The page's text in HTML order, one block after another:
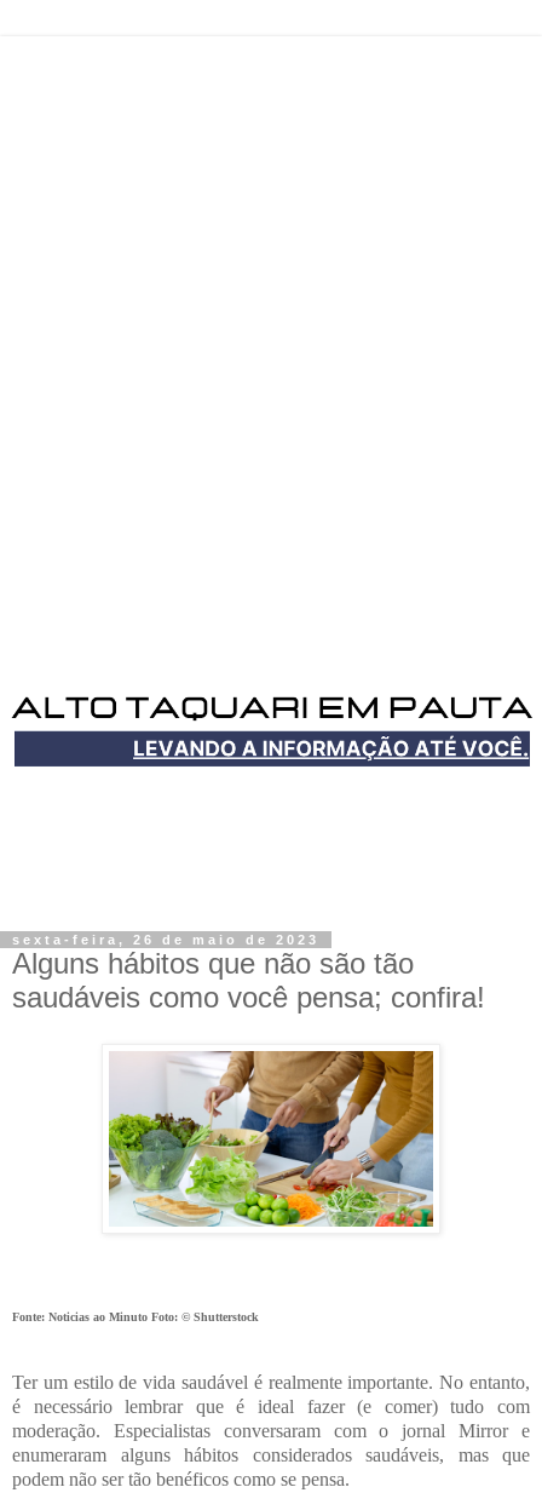
sexta-feira, 26 de maio de 2023
Alguns hábitos que não são tão
saudáveis como você pensa; confira!
Fonte: Noticias ao Minuto Foto: © Shutterstock
Ter um estilo de vida saudável é realmente importante. No entanto,
é necessário lembrar que é ideal fazer (e comer) tudo com
moderação. Especialistas conversaram com o jornal Mirror e
enumeraram alguns hábitos considerados saudáveis, mas que
podem não ser tão benéficos como se pensa.